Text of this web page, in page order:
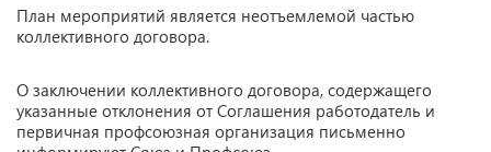
План мероприятий является неотъемлемой частью
коллективного договора.
О заключении коллективного договора, содержащего
указанные отклонения от Соглашения работодатель и
первичная профсоюзная организация письменно